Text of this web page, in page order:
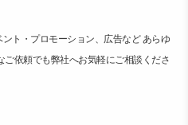
ト・プロモーション、広告など あらゆ
依頼でも弊社へお気軽にご相談くださ